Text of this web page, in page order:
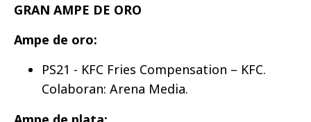
GRAN AMPE DE ORO
Ampe de oro:
PS21 - KFC Fries Compensation – KFC.
Colaboran: Arena Media.